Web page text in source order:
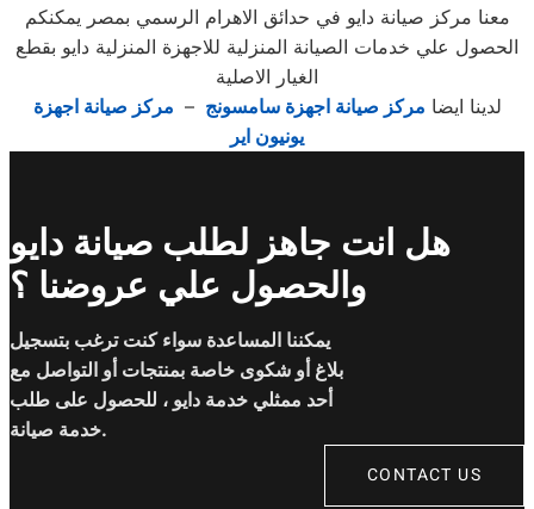
معنا مركز صيانة دايو في حدائق الاهرام الرسمي بمصر يمكنكم
الحصول علي خدمات الصيانة المنزلية للاجهزة المنزلية دايو بقطع
الغيار الاصلية
لدينا ايضا مركز صيانة اجهزة سامسونج – مركز صيانة اجهزة
يونيون اير
هل انت جاهز لطلب صيانة دايو
والحصول علي عروضنا ؟
يمكننا المساعدة سواء كنت ترغب بتسجيل
بلاغ أو شكوى خاصة بمنتجات أو التواصل مع
أحد ممثلي خدمة دايو ، للحصول على طلب
خدمة صيانة.
CONTACT US